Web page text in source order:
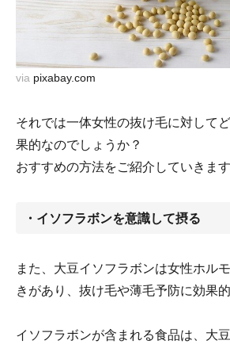
via pixabay.com
それでは一体女性の抜け毛に対して
果的なのでしょうか？
おすすめの方法をご紹介していきます
・イソフラボンを意識して摂る
また、大豆イソフラボンは女性ホル
きがあり、抜け毛や薄毛予防に効果的
イソフラボンが含まれる食品は、大